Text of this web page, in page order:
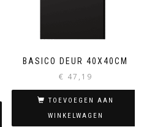
BASICO DEUR 40X40CM
€ 47,19
TOEVOEGEN AAN
WINKELWAGEN